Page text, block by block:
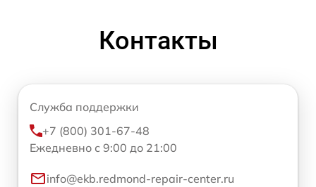
Контакты
Служба поддержки
+7 (800) 301-67-48
Ежедневно с 9:00 до 21:00
info@ekb.redmond-repair-center.ru